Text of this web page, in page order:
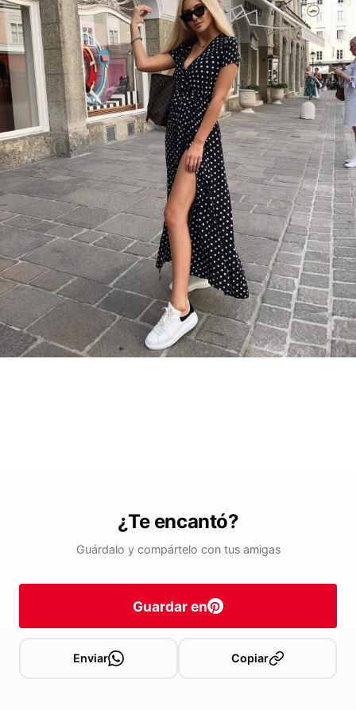
¿Te encantó?
Guárdalo y compártelo con tus amigas
Guardar en
Enviar Copiar